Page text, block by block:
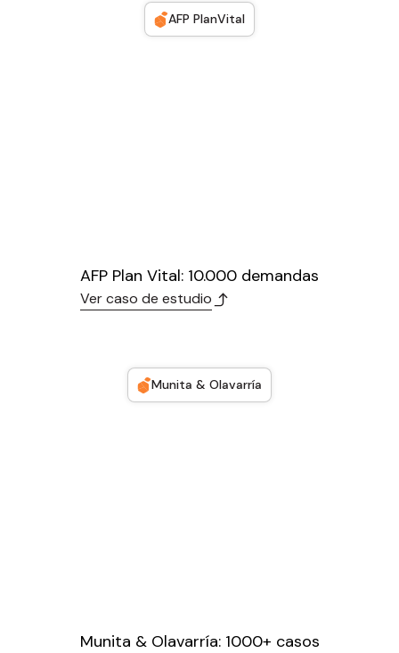
AFP PlanVital
AFP Plan Vital: 10.000 demandas
Ver caso de estudio
Munita & Olavarría
Munita & Olavarría: 1000+ casos